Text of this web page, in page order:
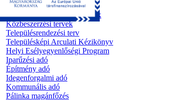
Rendeletek 2014 - 2026
Szabályzatok/Alapító okiratok
Közbeszerzési tervek
Településrendezési terv
Településképi Arculati Kézikönyv
Helyi Esélyegyenlőségi Program
Iparűzési adó
Építmény adó
Idegenforgalmi adó
Kommunális adó
Pálinka magánfőzés